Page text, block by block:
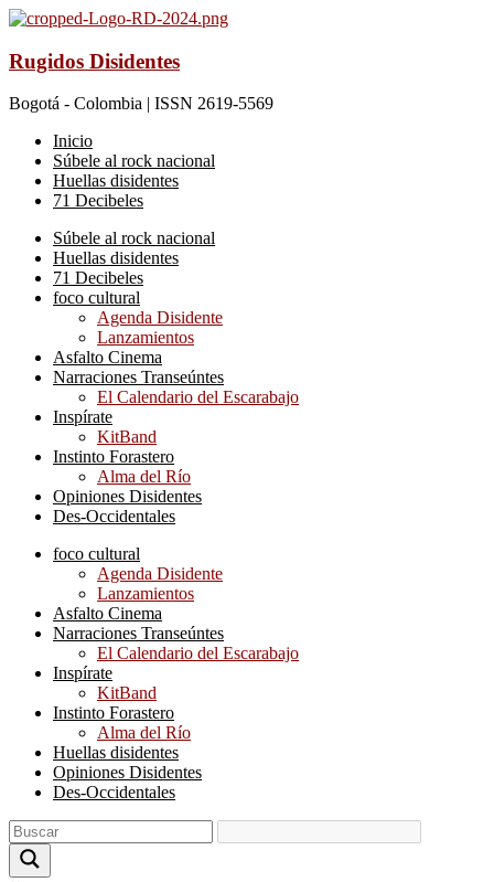
Rugidos Disidentes
Bogotá - Colombia | ISSN 2619-5569
Inicio
Súbele al rock nacional
Huellas disidentes
71 Decibeles
Súbele al rock nacional
Huellas disidentes
71 Decibeles
foco cultural
Agenda Disidente
Lanzamientos
Asfalto Cinema
Narraciones Transeúntes
El Calendario del Escarabajo
Inspírate
KitBand
Instinto Forastero
Alma del Río
Opiniones Disidentes
Des-Occidentales
foco cultural
Agenda Disidente
Lanzamientos
Asfalto Cinema
Narraciones Transeúntes
El Calendario del Escarabajo
Inspírate
KitBand
Instinto Forastero
Alma del Río
Huellas disidentes
Opiniones Disidentes
Des-Occidentales